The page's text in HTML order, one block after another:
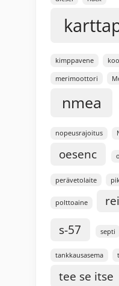
kimppavene
merimoottori
nmea
nopeusrajoitus
oesenc
perävetolaite
polttoaine
s-57
septi
tankkausasema
tee se itse